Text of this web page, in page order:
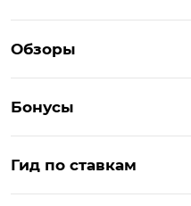
Обзоры
BetBoom
Бонусы
Бонусы BetBoom
Гид по ставкам